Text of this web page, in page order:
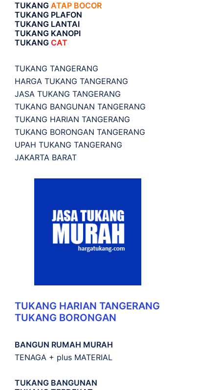
TUKANG ATAP BOCOR
TUKANG PLAFON
TUKANG LANTAI
TUKANG KANOPI
TUKANG CAT
TUKANG TANGERANG
HARGA TUKANG TANGERANG
JASA TUKANG TANGERANG
TUKANG BANGUNAN TANGERANG
TUKANG HARIAN TANGERANG
TUKANG BORONGAN TANGERANG
UPAH TUKANG TANGERANG
JAKARTA BARAT
TUKANG HARIAN TANGERANG
TUKANG BORONGAN
BANGUN RUMAH MURAH
TENAGA + plus MATERIAL
TUKANG BANGUNAN